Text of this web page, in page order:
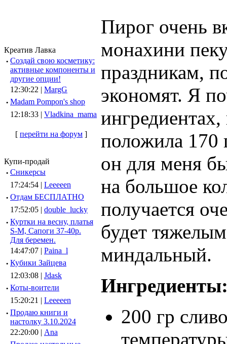
Креатив Лавка
· Создай свою косметику:
активные компоненты и
другие опции!
12:30:22 | MargG
· Madam Pompon's shop
12:18:33 | Vladkina_mama
[ перейти на форум ]
Купи-продай
· Сникерсы
17:24:54 | Leeeeen
· Отдам БЕСПЛАТНО
17:52:05 | double_lucky
· Куртки на весну, платья
S-M, Сапоги 37-40р.
Для беремен.
14:47:07 | Paina_l
· Кубики Зайцева
12:03:08 | Jdask
· Коты-воители
15:20:21 | Leeeeen
· Продаю книги и
настолку 3.10.2024
22:20:00 | Ana
Пирог очень
монахини
праздникам,
экономят. Я
ингредиентах,
положила 170
он для меня
на большое
получается
будет
миндальный.
200 гр